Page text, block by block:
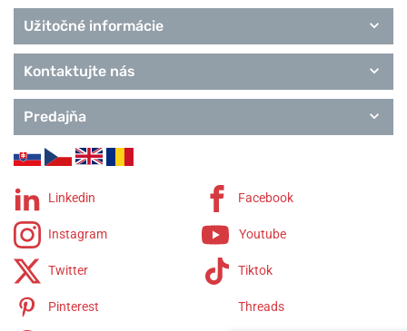
Užitočné informácie
Kontaktujte nás
Predajňa
Linkedin Facebook
Instagram Youtube
Twitter Tiktok
Pinterest Threads